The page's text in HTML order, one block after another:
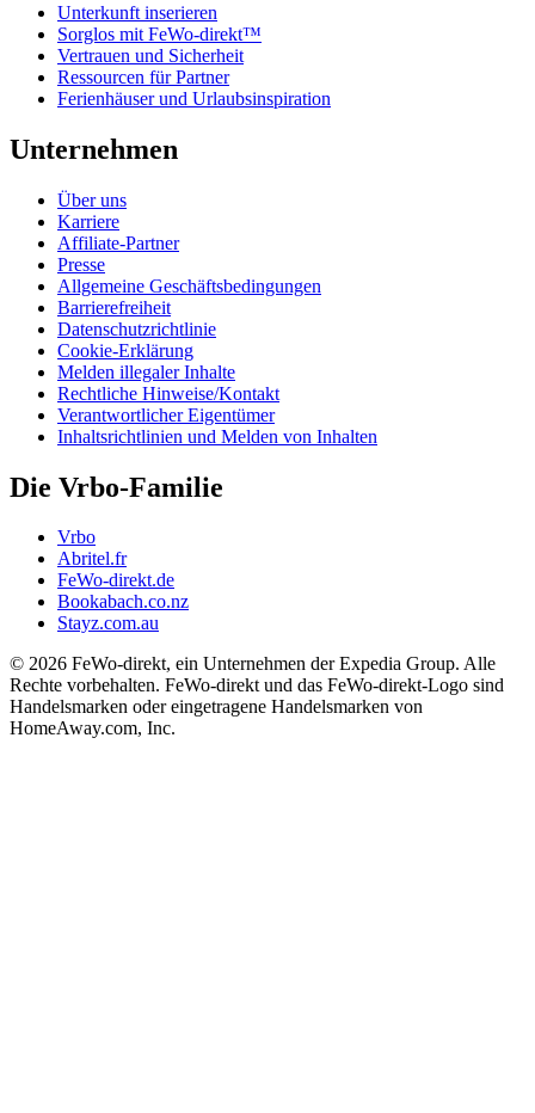
Unterkunft inserieren
Sorglos mit FeWo-direkt™
Vertrauen und Sicherheit
Ressourcen für Partner
Ferienhäuser und Urlaubsinspiration
Unternehmen
Über uns
Karriere
Affiliate-Partner
Presse
Allgemeine Geschäftsbedingungen
Barrierefreiheit
Datenschutzrichtlinie
Cookie-Erklärung
Melden illegaler Inhalte
Rechtliche Hinweise/Kontakt
Verantwortlicher Eigentümer
Inhaltsrichtlinien und Melden von Inhalten
Die Vrbo-Familie
Vrbo
Abritel.fr
FeWo-direkt.de
Bookabach.co.nz
Stayz.com.au
© 2026 FeWo-direkt, ein Unternehmen der Expedia Group. Alle
Rechte vorbehalten. FeWo-direkt und das FeWo-direkt-Logo sind
Handelsmarken oder eingetragene Handelsmarken von
HomeAway.com, Inc.